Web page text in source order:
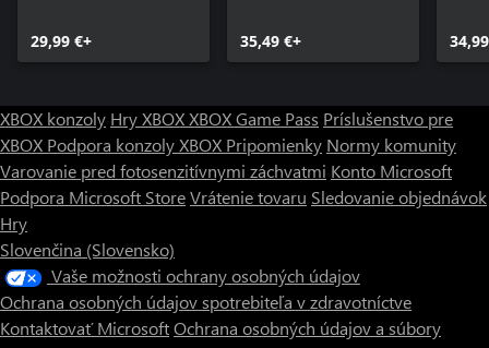
29,99 €+ 35,49 €+
XBOX konzoly Hry XBOXXBOX Game Pass Príslušenstvo pre
XBOX Podpora konzoly XBOX Pripomienky Normy komunity
Varovanie pred fotosenzitívnymi záchvatmi Konto Microsoft
Podpora Microsoft StoreVrátenie tovaru Sledovanie objednávok
Hry
Slovenčina (Slovensko)
Vaše možnosti ochrany osobných údajov
Ochrana osobných údajov spotrebiteľa v zdravotníctve
Kontaktovať MicrosoftOchrana osobných údajov a súbory